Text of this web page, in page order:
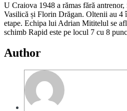
U Craiova 1948 a rămas fără
Vasilică și Florin Drăgan. Oltenii au 4
etape. Echipa lui Adrian Mititelul se
schimb Rapid este pe locul 7 cu 8
Author